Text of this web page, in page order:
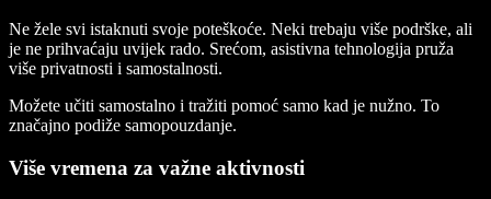
Ne žele svi istaknuti svoje poteškoće. Neki trebaju više podrške, ali
je ne prihvaćaju uvijek rado. Srećom, asistivna tehnologija pruža
više privatnosti i samostalnosti.
Možete učiti samostalno i tražiti pomoć samo kad je nužno. To
značajno podiže samopouzdanje.
Više vremena za važne aktivnosti